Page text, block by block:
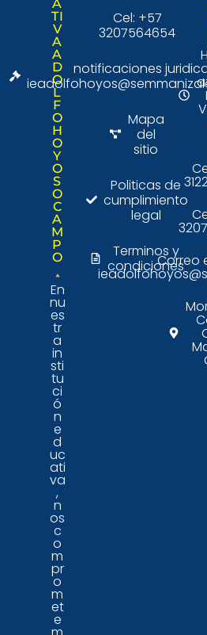
A
TI
V
A
A
D
O
L
F
O
H
O
Y
O
S
O
C
A
M
P
O
En
nu
es
tr
a
in
sti
tu
ci
ó
n
e
d
uc
ati
va
,
n
os
c
o
m
pr
o
m
et
e
Cel: +57
3207564654
notificaciones
Mapa
del
sitio
Politicas de
cumplimiento
legal
Terminos y
condiciones
Correo